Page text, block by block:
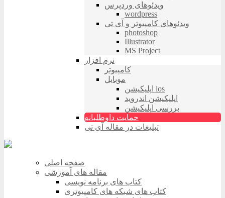
ویدئوهای وردپرس
wordpress
ویدئوهای کامپیوتر و آی تی
photoshop
Illustrator
MS Project
نرم افزار
کامپیوتر
موبایل
اپلیکیشن ios
اپلیکیشن اندروید
بررسی اپلیکیشن
حمایت داوطلبانه
تبلیغات در مقاله آی تی
صفحه اصلی
مقاله های آموزشی
کتاب های برنامه نویسی
کتاب های شبکه های کامپیوتری